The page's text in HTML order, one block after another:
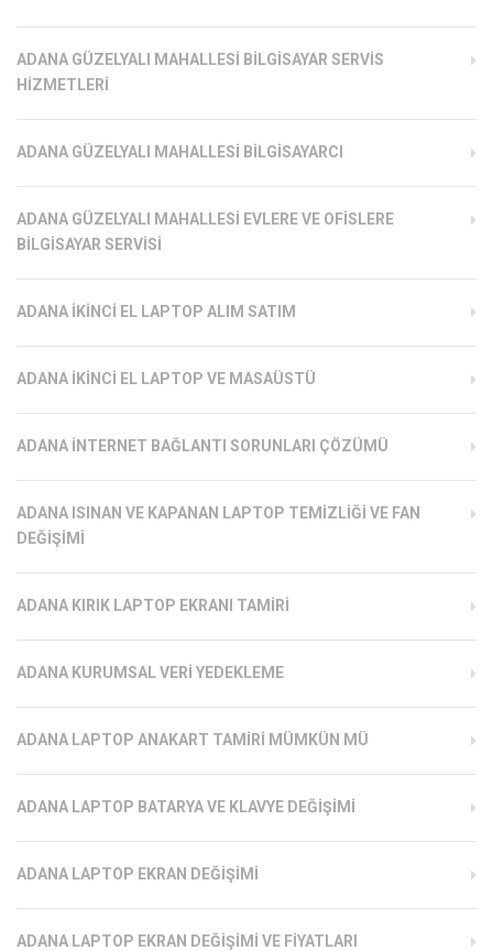
ADANA GÜZELYALI MAHALLESI BILGISAYAR SERVIS
HIZMETLERI
ADANA GÜZELYALI MAHALLESI BILGISAYARCI
ADANA GÜZELYALI MAHALLESI EVLERE VE OFISLERE
BILGISAYAR SERVISI
ADANA İKINCI EL LAPTOP ALIM SATIM
ADANA İKINCI EL LAPTOP VE MASAÜSTÜ
ADANA İNTERNET BAĞLANTI SORUNLARI ÇÖZÜMÜ
ADANA ISINAN VE KAPANAN LAPTOP TEMIZLIĞI VE FAN
DEĞIŞIMI
ADANA KIRIK LAPTOP EKRANI TAMIRI
ADANA KURUMSAL VERI YEDEKLEME
ADANA LAPTOP ANAKART TAMIRI MÜMKÜN MÜ
ADANA LAPTOP BATARYA VE KLAVYE DEĞIŞIMI
ADANA LAPTOP EKRAN DEĞIŞIMI
ADANA LAPTOP EKRAN DEĞIŞIMI VE FIYATLARI